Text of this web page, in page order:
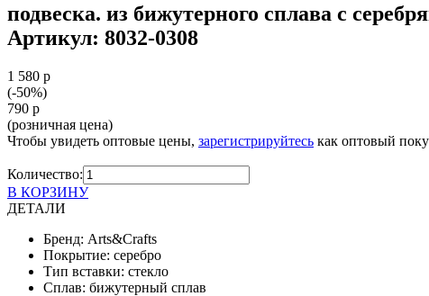
подвеска. из бижутерного сплава с
Артикул: 8032-0308
1 580 р
(-50%)
790 р
(розничная цена)
Чтобы увидеть оптовые цены, зарегистрируйтесь как оптовый
Количество:
В КОРЗИНУ
ДЕТАЛИ
Бренд: Arts&Crafts
Покрытие: серебро
Tип вставки: стекло
Сплав: бижутерный сплав